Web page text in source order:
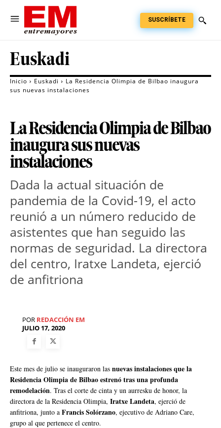
SUSCRÍBETE
Euskadi
Inicio Euskadi
La Residencia Olimpia de Bilbao inaugura
sus nuevas instalaciones
La Residencia Olimpia de Bilbao
inaugura sus nuevas
instalaciones
Dada la actual situación de
pandemia de la Covid-19, el acto
reunió a un número reducido de
asistentes que han seguido las
normas de seguridad. La directora
del centro, Iratxe Landeta, ejerció
de anfitriona
POR REDACCIÓN EM
JULIO 17, 2020
Este mes de julio se inauguraron las nuevas instalaciones que la
Residencia Olimpia de Bilbao estrenó tras una profunda
remodelación. Tras el corte de cinta y un aurresku de honor, la
directora de la Residencia Olimpia, Iratxe Landeta, ejerció de
anfitriona, junto a Francis Solórzano, ejecutivo de Adriano Care,
grupo al que pertenece el centro.